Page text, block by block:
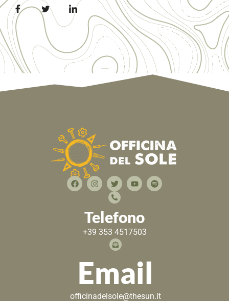
Telefono
+39 353 4517503
Email
officinadelsole@thesun.it